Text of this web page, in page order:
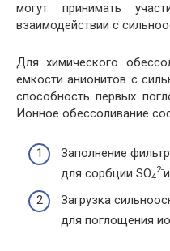
могут принимать
взаимодействии с
Для химического
емкости анионитов с
способность первых
Ионное обессоливание
Заполнение
для сорбции SO4
2-
Загрузка
для поглощения